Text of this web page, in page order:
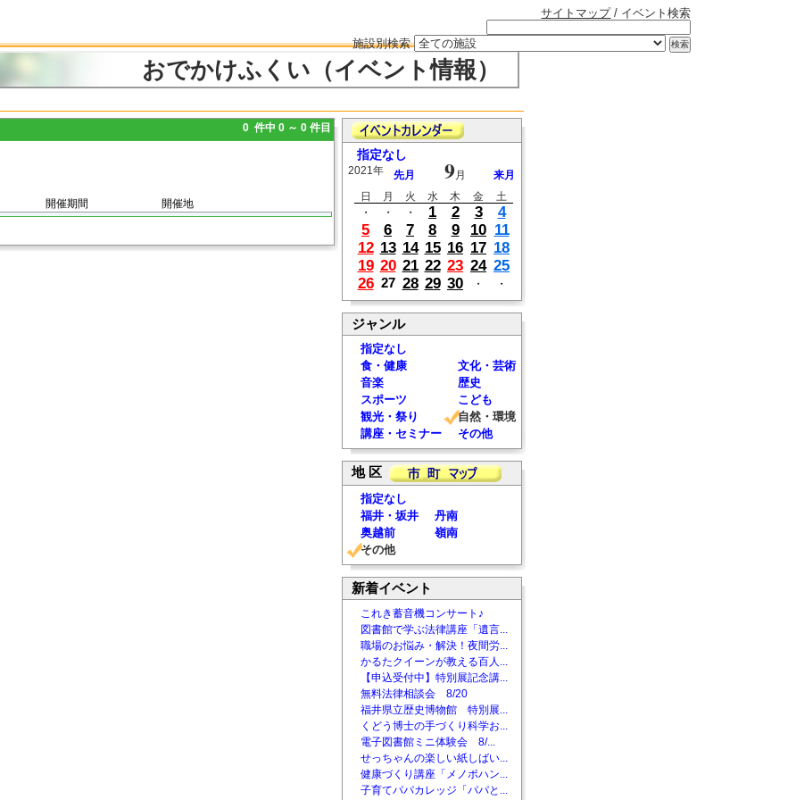
サイトマップ/ イベント検索
施設別検索
おでかけふくい（イベント情報）
0 件中 0 ～ 0 件目
開催期間 開催地
指定なし
2021年 先月 9月
来月
日
月 火 水 木 金
土
・
・ ・ 1 2 3
4
5
6 7 8 9 10 11
12 13 14 15 16 17 18
19 20 21 22 23 24 25
26 27 28 29 30 ・ ・
ジャンル
指定なし
食・健康
文化・芸術
音楽
歴史
スポーツ
こども
観光・祭り
自然・環境
講座・セミナー
その他
地 区
指定なし
福井・坂井
丹南
奥越前
嶺南
その他
新着イベント
これき蓄音機コンサート♪
図書館で学ぶ法律講座「遺言...
職場のお悩み・解決！夜間労...
かるたクイーンが教える百人...
【申込受付中】特別展記念講...
無料法律相談会 8/20
福井県立歴史博物館 特別展...
くどう博士の手づくり科学お...
電子図書館ミニ体験会 8/...
せっちゃんの楽しい紙しばい...
健康づくり講座「メノポハン...
子育てパパカレッジ「パパと...